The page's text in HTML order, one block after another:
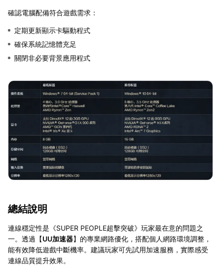
確認電腦配備符合遊戲需求：
定期更新顯示卡驅動程式
確保系統記憶體充足
關閉非必要背景應用程式
總結說明
連線穩定性是《SUPER PEOPLE超擊突破》玩家最在意的問題之
一。透過【UU加速器】的專業網路優化，搭配個人網路環境調整，
能有效降低遊戲中斷機率。建議玩家可先試用加速服務，實際感受
連線品質提升效果。